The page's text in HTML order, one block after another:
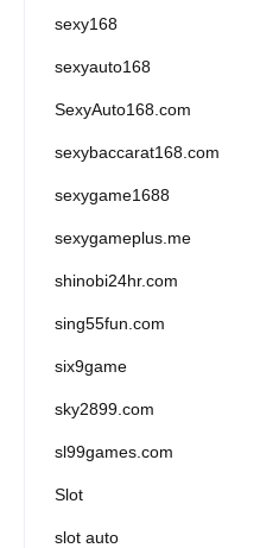
sexy168
sexyauto168
SexyAuto168.com
sexybaccarat168.com
sexygame1688
sexygameplus.me
shinobi24hr.com
sing55fun.com
six9game
sky2899.com
sl99games.com
Slot
slot auto